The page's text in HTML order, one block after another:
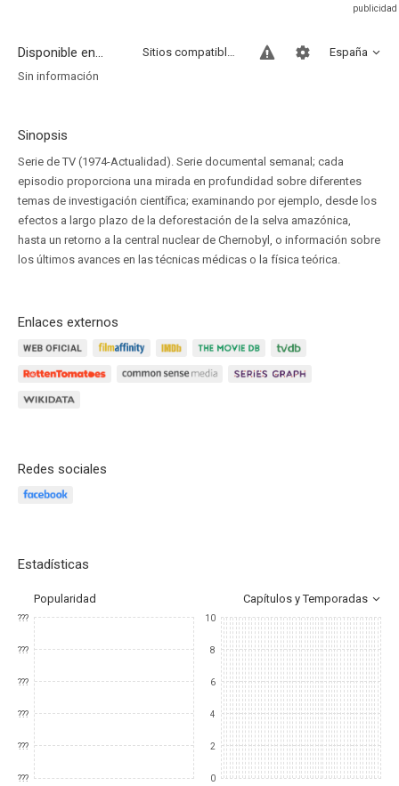
Disponible en... España
Sitios compatibles
Sin información
Sinopsis
Serie de TV (1974-Actualidad). Serie documental semanal; cada
episodio proporciona una mirada en profundidad sobre diferentes
temas de investigación científica; examinando por ejemplo, desde los
efectos a largo plazo de la deforestación de la selva amazónica,
hasta un retorno a la central nuclear de Chernobyl, o información sobre
los últimos avances en las técnicas médicas o la física teórica.
Enlaces externos
Redes sociales
Estadísticas
Popularidad Capítulos y Temporadas
???
???
???
???
???
???
10
8
6
4
2
0